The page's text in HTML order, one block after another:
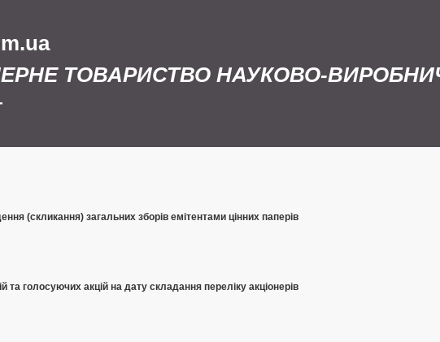
ТОВАРИСТВО НАУКОВО-
(скликання) загальних зборів емітентами цінних паперів
та голосуючих акцій на дату складання переліку акціонерів